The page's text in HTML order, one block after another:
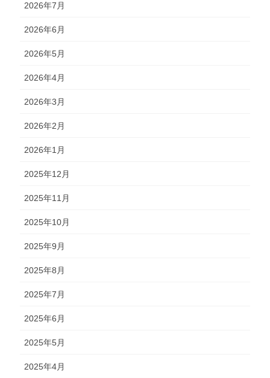
2026年7月
2026年6月
2026年5月
2026年4月
2026年3月
2026年2月
2026年1月
2025年12月
2025年11月
2025年10月
2025年9月
2025年8月
2025年7月
2025年6月
2025年5月
2025年4月